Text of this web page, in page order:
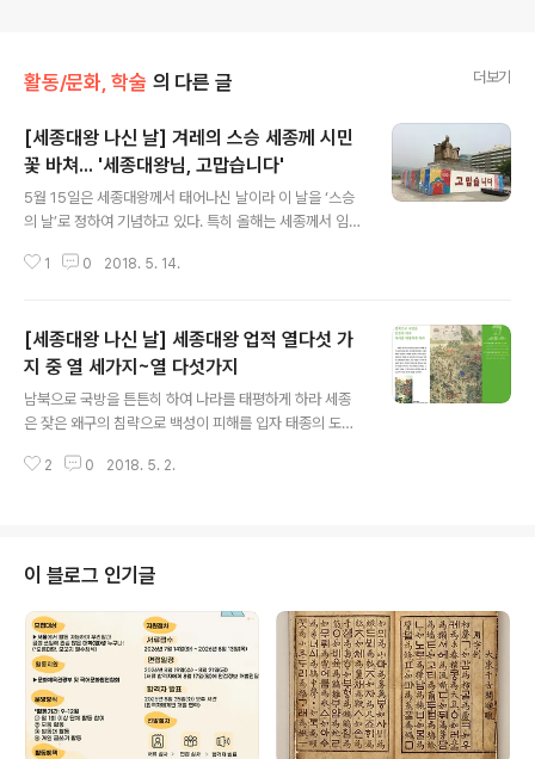
활동/문화, 학술 의 다른 글 더보기
[세종대왕 나신 날] 겨레의 스승 세종께 시민
꽃 바쳐... '세종대왕님, 고맙습니다'
5월 15일은 세종대왕께서 태어나신 날이라 이 날을 ‘스승
의 날’로 정하여 기념하고 있다. 특히 올해는 세종께서 임금
는 세종대왕의 업적 가운데 한글, 의료, 농사, 과학, 복지, 국
다. 또한 5월 13일에는 광화문 광장을 찾은 시민 2천여 명
이 세종대왕께 한 송이씩 꽃을 바쳐 “고맙습니다”라는 꽃
글자를 완성하였다. 완성된 꽃 글자는 15일까지 그대로 전
시될 예정이다. 세종은 1397년 음력 4월 10일 지금의 경
복궁 서쪽 서촌마을에서 태어났으며, 이름은 ‘이도’이다. 스
물두 살이던 1418년에 조선의 4대 임금이 되었고, 1443
1 0 2018. 5. 14.
[세종대왕 나신 날] 세종대왕 업적 열다섯 가
지 중 열 세가지~열 다섯가지
남북으로 국방을 튼튼히 하여 나라를 태평하게 하라 세종
은 잦은 왜구의 침략으로 백성이 피해를 입자 태종의 도움
략질에 대응하기 위하여 김종서, 최윤덕으로 하여금 4군 6
고, 그 지방의 사람을 그 지방의 관리로 임명하는 토관 제도
(고려의 사심관 제도와 동일)를 실시하였다. 밥은 백성의
하늘이니라 세종이 우리식 농사 책을 펴내기 전에는 우리
농사 실정에 맞는 농사 책이 없었다. 그 대신에 우리나라 기
후와 토질에 안 맞는 중국의 농사 책을 이용하여 농사를 지
었다. 이러한 이유로 우리나라 농업 ..
2 0 2018. 5. 2.
이 블로그 인기글